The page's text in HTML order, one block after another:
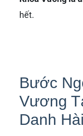
hết.
Bước
Vương
Danh